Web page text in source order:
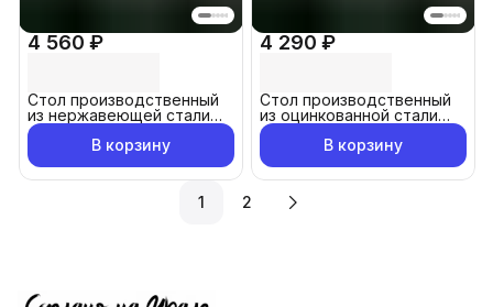
4 560 ₽
Стол производственный
из нержавеющей стали
50x60 см
В корзину
4 290 ₽
Стол производственный
из оцинкованной стали
50x60 см
В корзину
1 2